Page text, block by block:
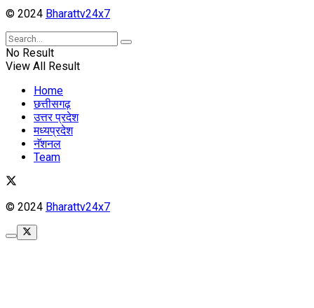
© 2024 Bharattv24x7
No Result
View All Result
Home
छत्तीसगढ़
उत्तर प्रदेश
मध्यप्रदेश
नॅशनल
Team
© 2024 Bharattv24x7